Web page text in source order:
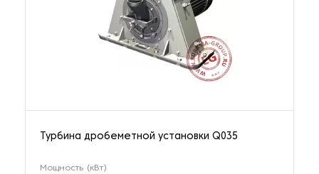
Турбина дробеметной установки Q035
Мощность (кВт)